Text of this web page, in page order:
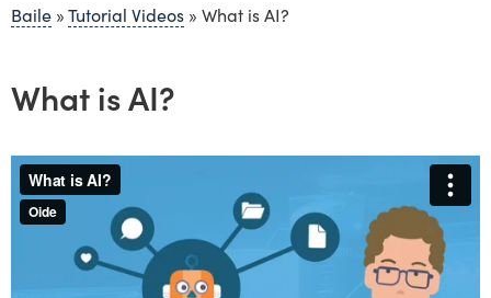
Baile »Tutorial Videos » What is AI?
What is AI?